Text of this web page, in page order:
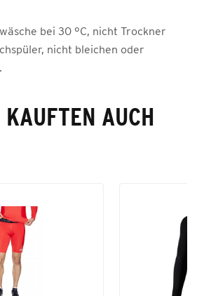
bei 30 °C, nicht Trockner
nicht bleichen oder
AUCH